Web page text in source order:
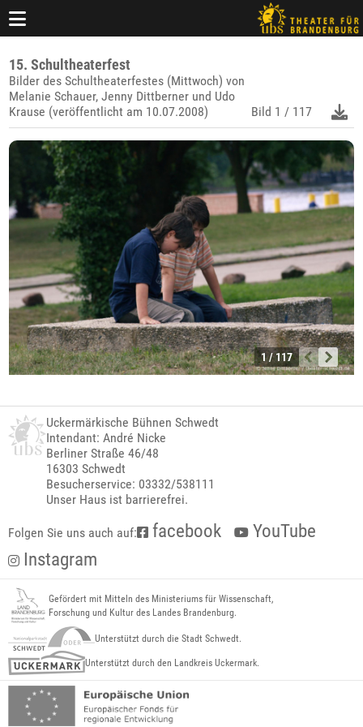
15. Schultheaterfest
Bilder des Schultheaterfestes (Mittwoch) von
Melanie Schauer, Jenny Dittberner und Udo
Krause (veröffentlicht am 10.07.2008)
Bild 1 / 117
1 / 117
Uckermärkische Bühnen Schwedt
Intendant: André Nicke
Berliner Straße 46/48
16303 Schwedt
Besucherservice: 03332/538111
Unser Haus ist barrierefrei.
Folgen Sie uns auch auf: facebook
YouTube
Instagram
Gefördert mit Mitteln des Ministeriums für Wissenschaft,
Forschung und Kultur des Landes Brandenburg.
Unterstützt durch die Stadt Schwedt.
Unterstützt durch den Landkreis Uckermark.